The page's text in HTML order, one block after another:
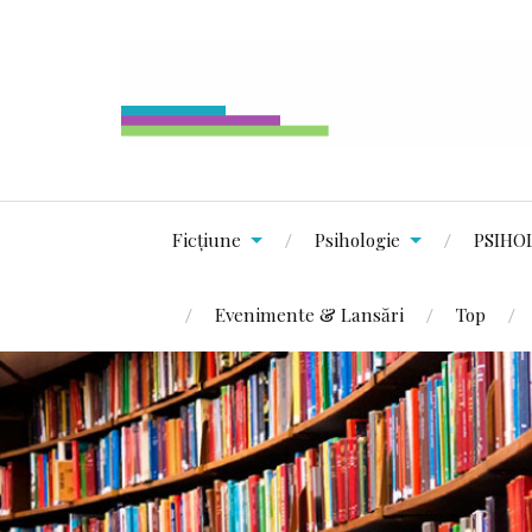
Ficțiune Psihologie
Evenimente & Lansări Top